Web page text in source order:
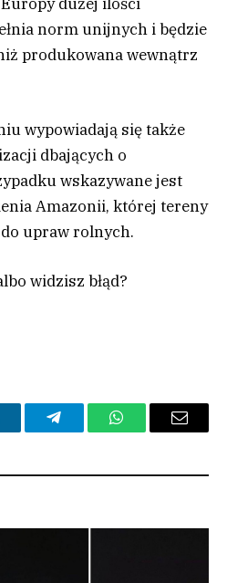
norm unijnych i będzie
produkowana wewnątrz
wypowiadają się także
dbających o
wskazywane jest
Amazonii, której tereny
upraw rolnych.
widzisz błąd?
TelegramWhatsAppEmail